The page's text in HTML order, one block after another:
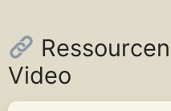
Video